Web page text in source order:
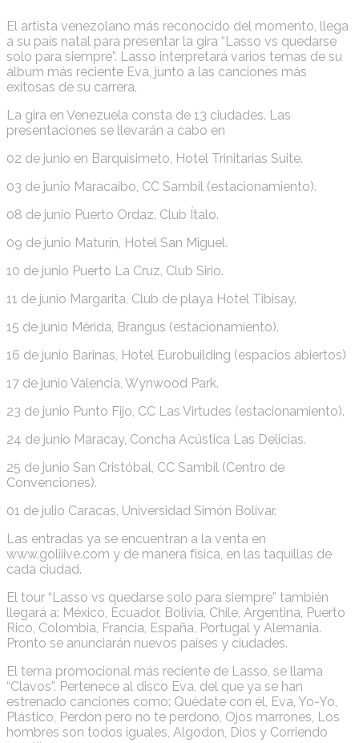
El artista venezolano más reconocido del momento, llega
a su país natal para presentar la gira “Lasso vs quedarse
solo para siempre”. Lasso interpretará varios temas de su
álbum más reciente Eva, junto a las canciones más
exitosas de su carrera.
La gira en Venezuela consta de 13 ciudades. Las
presentaciones se llevarán a cabo en
02 de junio en Barquisimeto, Hotel Trinitarias Suite.
03 de junio Maracaibo, CC Sambil (estacionamiento).
08 de junio Puerto Ordaz, Club Ítalo.
09 de junio Maturín, Hotel San Miguel.
10 de junio Puerto La Cruz, Club Sirio.
11 de junio Margarita, Club de playa Hotel Tibisay.
15 de junio Mérida, Brangus (estacionamiento).
16 de junio Barinas, Hotel Eurobuilding (espacios abiertos)
17 de junio Valencia, Wynwood Park.
23 de junio Punto Fijo, CC Las Virtudes (estacionamiento).
24 de junio Maracay, Concha Acústica Las Delicias.
25 de junio San Cristóbal, CC Sambil (Centro de
Convenciones).
01 de julio Caracas, Universidad Simón Bolívar.
Las entradas ya se encuentran a la venta en
www.goliiive.com y de manera física, en las taquillas de
cada ciudad.
El tour “Lasso vs quedarse solo para siempre” también
llegará a: México, Ecuador, Bolivia, Chile, Argentina, Puerto
Rico, Colombia, Francia, España, Portugal y Alemania.
Pronto se anunciarán nuevos países y ciudades.
El tema promocional más reciente de Lasso, se llama
“Clavos”. Pertenece al disco Eva, del que ya se han
estrenado canciones como: Quédate con él, Eva, Yo-Yo,
Plástico, Perdón pero no te perdono, Ojos marrones, Los
hombres son todos iguales, Algodon, Dios y Corriendo